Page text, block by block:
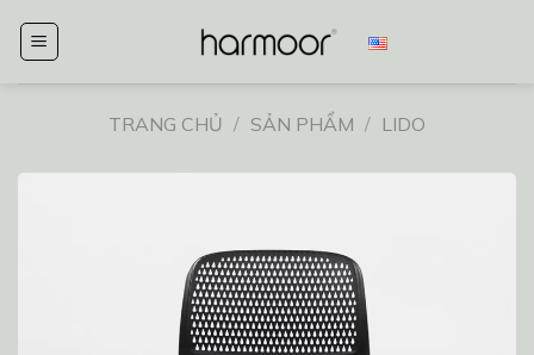
đến
TRANG CHỦ / SẢN PHẨM / LIDO